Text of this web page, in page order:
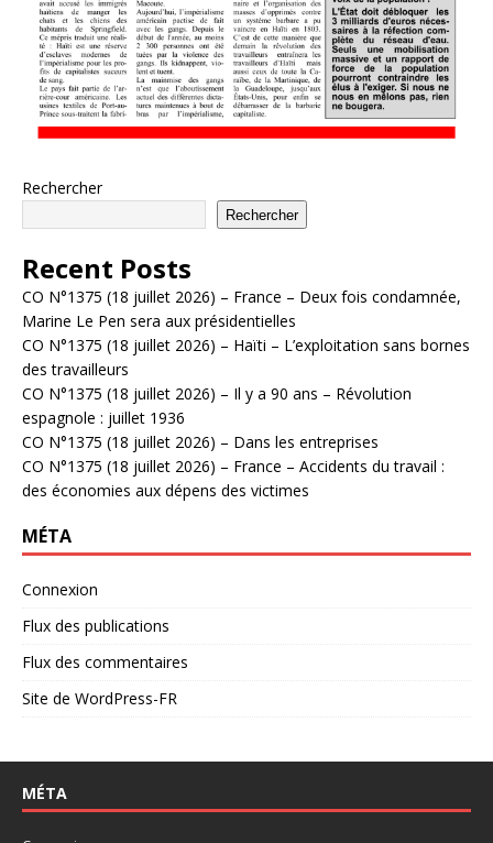
Rechercher
Rechercher
Recent Posts
CO N°1375 (18 juillet 2026) – France – Deux fois condamnée,
Marine Le Pen sera aux présidentielles
CO N°1375 (18 juillet 2026) – Haïti – L’exploitation sans bornes
des travailleurs
CO N°1375 (18 juillet 2026) – Il y a 90 ans – Révolution
espagnole : juillet 1936
CO N°1375 (18 juillet 2026) – Dans les entreprises
CO N°1375 (18 juillet 2026) – France – Accidents du travail :
des économies aux dépens des victimes
MÉTA
Connexion
Flux des publications
Flux des commentaires
Site de WordPress-FR
MÉTA